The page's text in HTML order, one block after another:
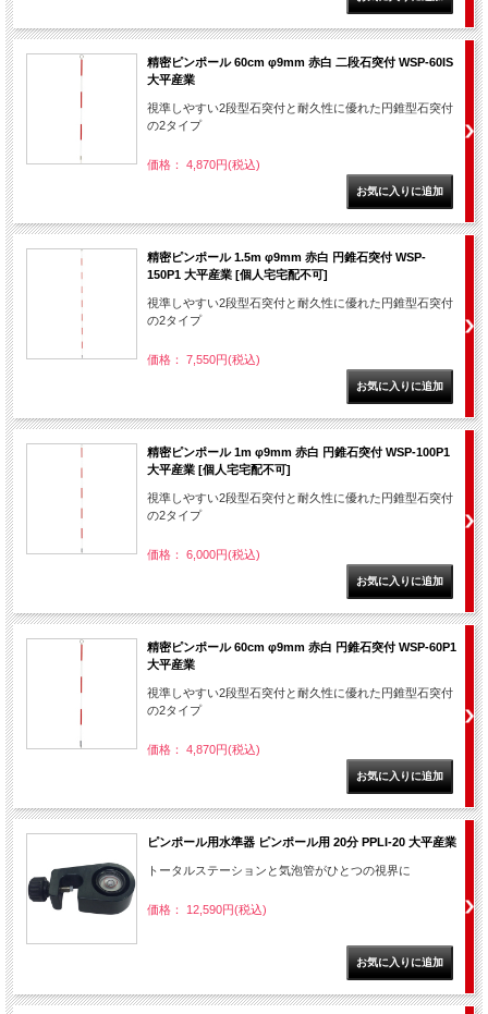
精密ピンポール 60cm φ9mm 赤白 二段石突付 WSP-60IS
大平産業
視準しやすい2段型石突付と耐久性に優れた円錐型石突付
の2タイプ
価格： 4,870円(税込)
精密ピンポール 1.5m φ9mm 赤白 円錐石突付 WSP-
150P1 大平産業 [個人宅宅配不可]
視準しやすい2段型石突付と耐久性に優れた円錐型石突付
の2タイプ
価格： 7,550円(税込)
精密ピンポール 1m φ9mm 赤白 円錐石突付 WSP-100P1
大平産業 [個人宅宅配不可]
視準しやすい2段型石突付と耐久性に優れた円錐型石突付
の2タイプ
価格： 6,000円(税込)
精密ピンポール 60cm φ9mm 赤白 円錐石突付 WSP-60P1
大平産業
視準しやすい2段型石突付と耐久性に優れた円錐型石突付
の2タイプ
価格： 4,870円(税込)
ピンポール用水準器 ピンポール用 20分 PPLI-20 大平産業
トータルステーションと気泡管がひとつの視界に
価格： 12,590円(税込)